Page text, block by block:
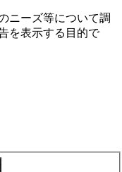
ニーズ等について調
を表⽰する⽬的で